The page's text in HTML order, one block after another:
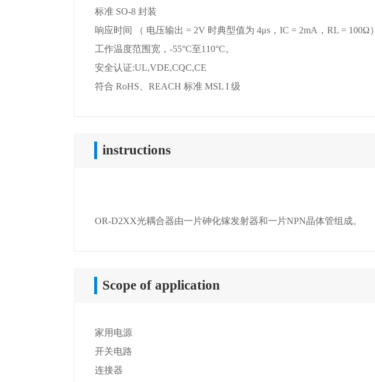
标准 SO-8 封装
响应时间 （ 电压输出 = 2V 时典型值为 4μs，IC = 2mA，RL = 100Ω）
工作温度范围宽，-55°C至110°C。
安全认证:UL,VDE,CQC,CE
符合 RoHS、REACH 标准 MSL I 级
instructions
OR-D2XX光耦合器由一片砷化镓发射器和一片NPN晶体管组成。
Scope of application
家用电源
开关电路
连接器